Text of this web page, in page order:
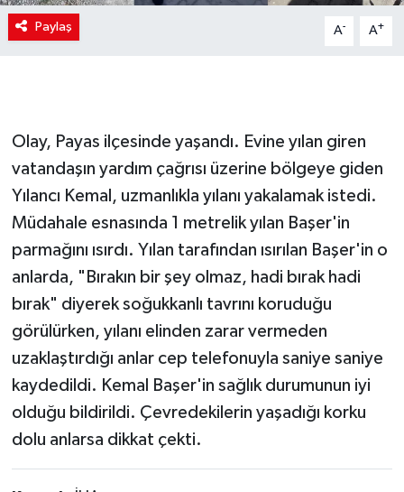
Paylaş A- A+
Olay, Payas ilçesinde yaşandı. Evine yılan giren
vatandaşın yardım çağrısı üzerine bölgeye giden
Yılancı Kemal, uzmanlıkla yılanı yakalamak istedi.
Müdahale esnasında 1 metrelik yılan Başer'in
parmağını ısırdı. Yılan tarafından ısırılan Başer'in o
anlarda, "Bırakın bir şey olmaz, hadi bırak hadi
bırak" diyerek soğukkanlı tavrını koruduğu
görülürken, yılanı elinden zarar vermeden
uzaklaştırdığı anlar cep telefonuyla saniye saniye
kaydedildi. Kemal Başer'in sağlık durumunun iyi
olduğu bildirildi. Çevredekilerin yaşadığı korku
dolu anlarsa dikkat çekti.